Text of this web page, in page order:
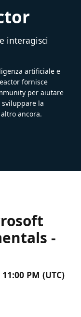
interagisci
artificiale e
fornisce
per aiutare
la
ancora.
-
PM (UTC)